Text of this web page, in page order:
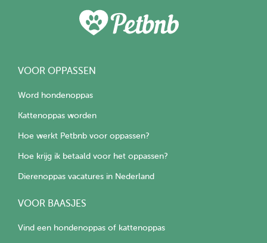
VOOR OPPASSEN
Word hondenoppas
Kattenoppas worden
Hoe werkt Petbnb voor oppassen?
Hoe krijg ik betaald voor het oppassen?
Dierenoppas vacatures in Nederland
VOOR BAASJES
Vind een hondenoppas of kattenoppas